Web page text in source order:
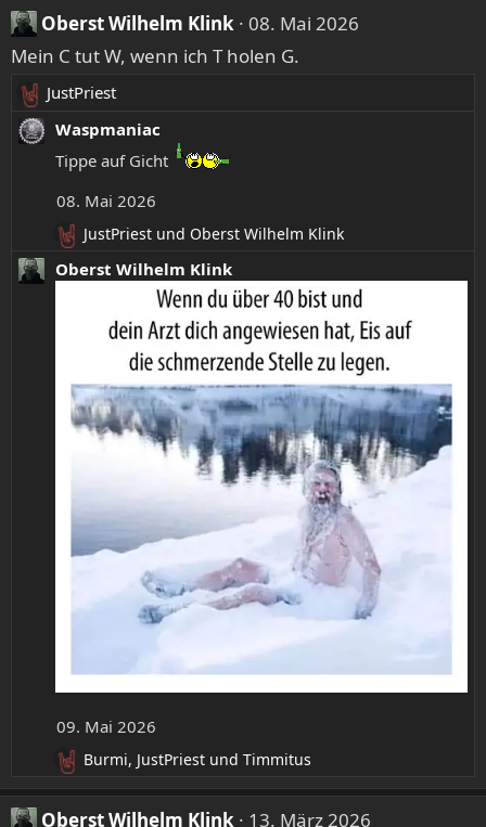
Oberst Wilhelm Klink 08. Mai 2026
Mein C tut W, wenn ich T holen G.
R
e
a
n
e
JustPriest
Waspmaniac
Tippe auf Gicht
08. Mai 2026
R
e
a
JustPriest und Oberst Wilhelm Klink
Oberst Wilhelm Klink
09. Mai 2026
R
e
a
Burmi, JustPriest und Timmitus
Oberst Wilhelm Klink
13. März 2026